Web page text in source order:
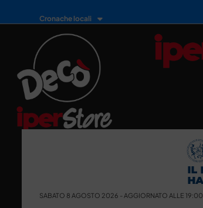
Cronache locali
SABATO 8 AGOSTO 2026 - AGGIORNATO ALLE 19:00